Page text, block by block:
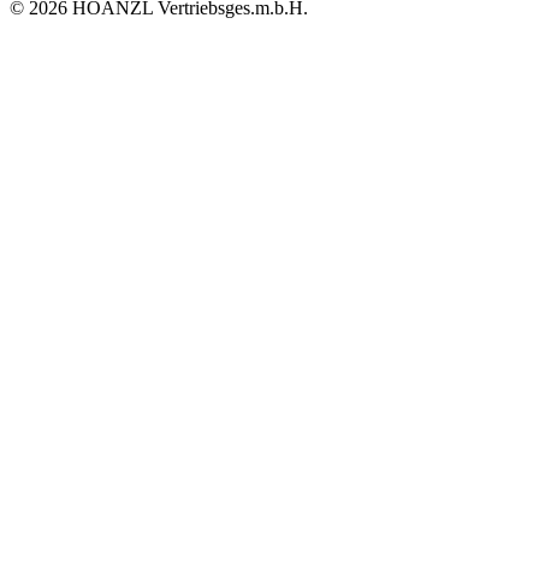
© 2026 HOANZL Vertriebsges.m.b.H.